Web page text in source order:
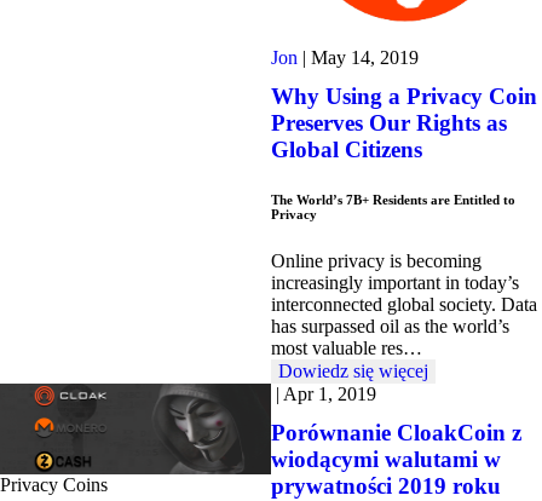
Jon | May 14, 2019
Why Using a Privacy Coin
Preserves Our Rights as
Global Citizens
The World’s 7B+ Residents are Entitled to
Privacy
Online privacy is becoming
increasingly important in today’s
interconnected global society. Data
has surpassed oil as the world’s
most valuable res…
Dowiedz się więcej
Privacy Coins
| Apr 1, 2019
Porównanie CloakCoin z
wiodącymi walutami w
prywatności 2019 roku